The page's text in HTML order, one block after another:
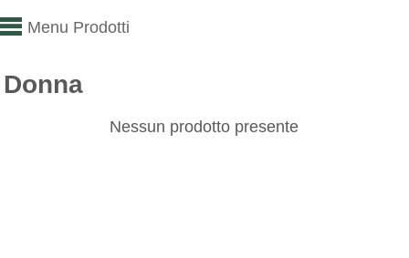
Menu Prodotti
Donna
Nessun prodotto presente